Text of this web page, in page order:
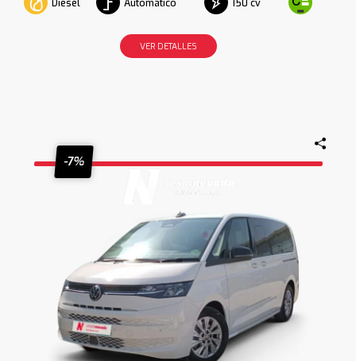
Diesel Automático 150 cv
VER DETALLES
-7%